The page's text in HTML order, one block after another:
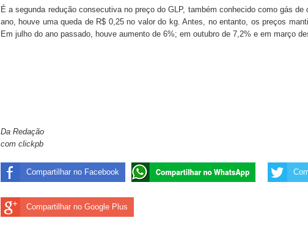
É a segunda redução consecutiva no preço do GLP, também conhecido como gás
ano, houve uma queda de R$ 0,25 no valor do kg. Antes, no entanto, os preços
Em julho do ano passado, houve aumento de 6%; em outubro de 7,2% e em março
Da Redação
com clickpb
Compartilhar no Facebook
Compartilhar no Google Plus